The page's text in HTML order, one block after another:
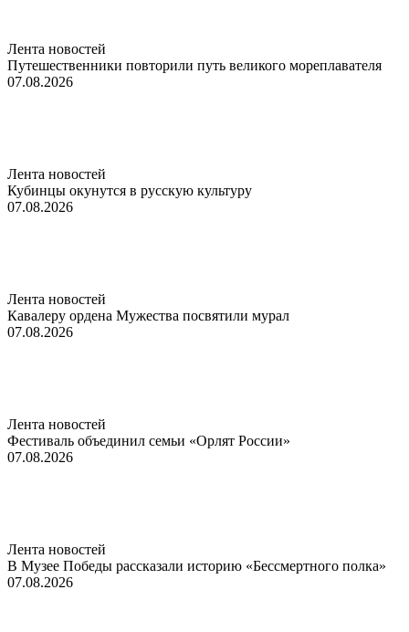
Лента новостей
Путешественники повторили путь великого мореплавателя
07.08.2026
Лента новостей
Кубинцы окунутся в русскую культуру
07.08.2026
Лента новостей
Кавалеру ордена Мужества посвятили мурал
07.08.2026
Лента новостей
Фестиваль объединил семьи «Орлят России»
07.08.2026
Лента новостей
В Музее Победы рассказали историю «Бессмертного полка»
07.08.2026